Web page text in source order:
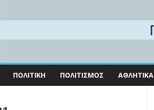
ΠΟΛΙΤΙΚΉ ΠΟΛΙΤΙΣΜΌΣ ΑΘΛΗΤΙΚΆ